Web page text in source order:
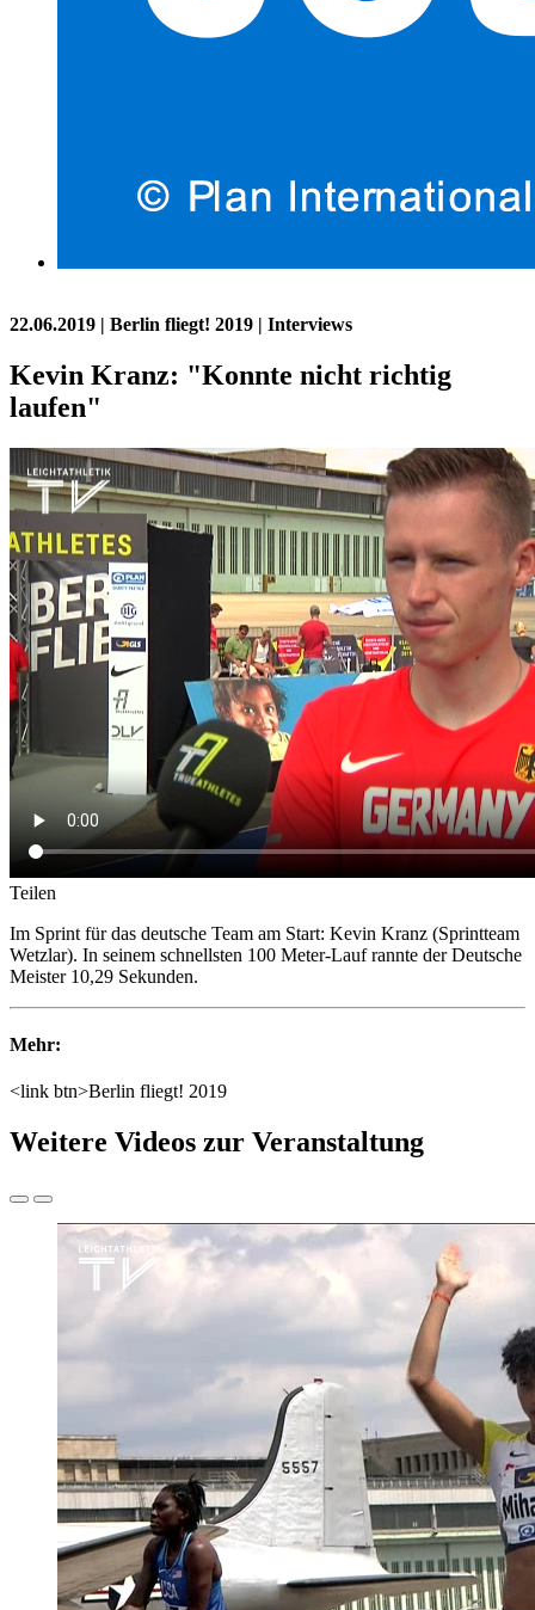
22.06.2019 | Berlin fliegt! 2019 | Interviews
Kevin Kranz: "Konnte nicht richtig
laufen"
Teilen
Im Sprint für das deutsche Team am Start: Kevin Kranz (Sprintteam
Wetzlar). In seinem schnellsten 100 Meter-Lauf rannte der Deutsche
Meister 10,29 Sekunden.
Mehr:
<link btn>Berlin fliegt! 2019
Weitere Videos zur Veranstaltung